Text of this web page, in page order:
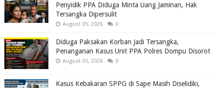
Penyidik PPA Diduga Minta Uang Jaminan, Hak
Tersangka Dipersulit
August 05, 2026 0
Diduga Paksakan Korban Jadi Tersangka,
Penanganan Kasus Unit PPA Polres Dompu Disorot
August 05, 2026 0
Kasus Kebakaran SPPG di Sape Masih Diselidiki,